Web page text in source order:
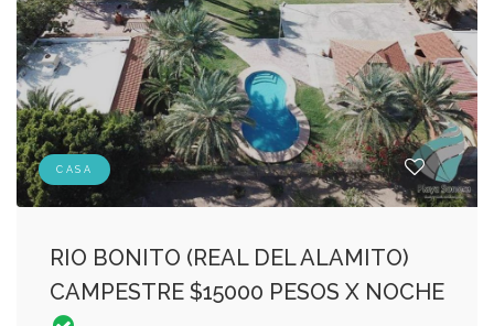
CASA
RIO BONITO (REAL DEL ALAMITO)
CAMPESTRE $15000 PESOS X NOCHE